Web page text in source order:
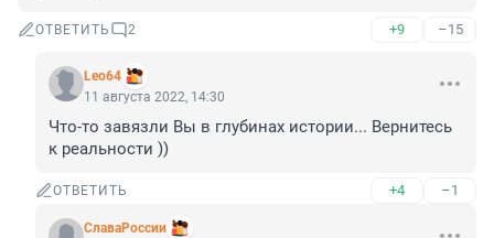
ОТВЕТИТЬ 2 +9 –15
Leo64
11 августа 2022, 14:30
Что-то завязли Вы в глубинах истории... Вернитесь
к реальности ))
ОТВЕТИТЬ +4 –1
СлаваРоссии